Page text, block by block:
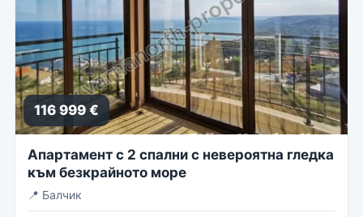
116 999 €
Апартамент с 2 спални с невероятна гледка
към безкрайното море
📍 Балчик